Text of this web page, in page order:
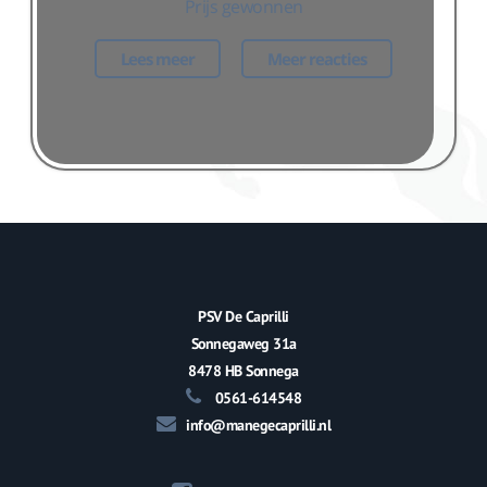
Prijs gewonnen
Lees meer Meer reacties
PSV De Caprilli
Sonnegaweg 31a
8478 HB Sonnega
0561-614548
info@manegecaprilli.nl